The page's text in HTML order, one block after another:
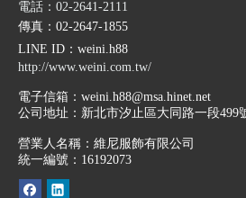
電話：02-2641-2111
傳真：02-2647-1855
LINE ID ：weini.h88
http://www.weini.com.tw/
電子信箱： weini.h88@msa.hinet.net
公司地址： 新北市汐止區大同路一段499
營業人名稱：維尼服飾有限公司
統一編號：16192073